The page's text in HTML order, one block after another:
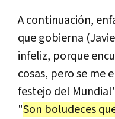
A continuación,
que gobierna
infeliz, porque
cosas, pero se me
festejo del
"Son boludeces